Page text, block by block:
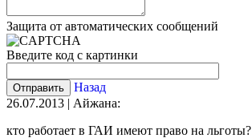
Защита от автоматических сообщений
Введите код с картинки
Назад
26.07.2013 | Айжана:
кто работает в ГАИ имеют право на льготы?